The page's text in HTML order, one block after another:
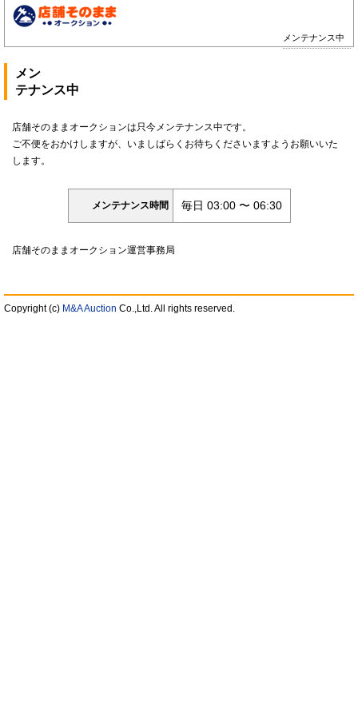
メンテナンス中
メン
テナンス中
店舗そのままオークションは只今メンテナンス中です。
ご不便をおかけしますが、いましばらくお待ちくださいますようお願いいた
します。
メンテナンス時間 毎日 03:00 〜 06:30
店舗そのままオークション運営事務局
Copyright (c) M&A Auction Co.,Ltd. All rights reserved.